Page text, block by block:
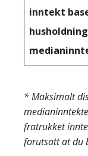
inntekt
* Maksimalt
fratrukket
forutsatt at du